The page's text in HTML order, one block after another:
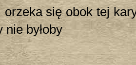
orzeka się obok tej
nie byłoby